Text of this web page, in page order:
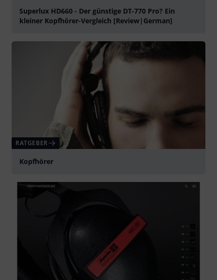
Superlux HD660 - Der günstige DT-770 Pro? Ein
kleiner Kopfhörer-Vergleich [Review|German]
RATGEBER
Kopfhörer